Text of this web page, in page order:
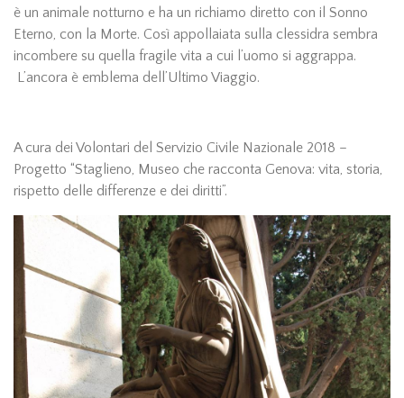
è un animale notturno e ha un richiamo diretto con il Sonno
Eterno, con la Morte. Così appollaiata sulla clessidra sembra
incombere su quella fragile vita a cui l’uomo si aggrappa.
L’ancora è emblema dell’Ultimo Viaggio.
A cura dei Volontari del Servizio Civile Nazionale 2018 –
Progetto “Staglieno, Museo che racconta Genova: vita, storia,
rispetto delle differenze e dei diritti”.